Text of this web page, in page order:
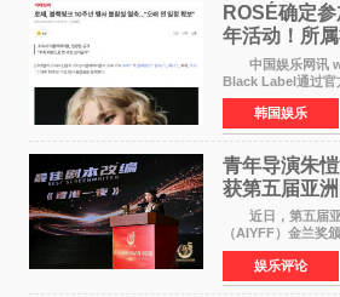
ROSÉ确定
年活动！所
了时间
中国娱乐网讯
Black Label通过官
近期网络上关于
加BLACKPINK出
式回应。 Th
韩国娱乐
青年导演朱
获第五届亚
佳剧本改编奖
近日，第五届亚
（AIYFF）金兰奖
这场汇聚数百位海
体代表的亚洲青年
《香港一夜》（
娱乐评论